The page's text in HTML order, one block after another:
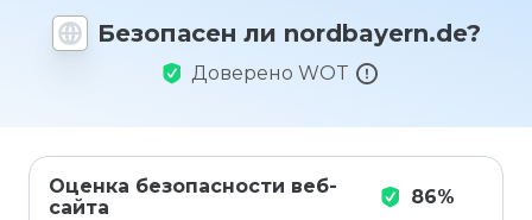
Безопасен ли nordbayern.de?
Доверено WOT
Оценка безопасности веб-
сайта
86%
1 до 5?